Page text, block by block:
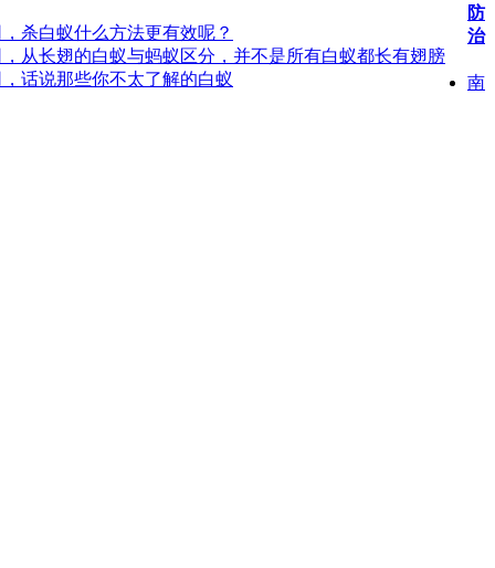
杀白蚁什么方法更有效呢？
从长翅的白蚁与蚂蚁区分，并不是所有白蚁都长有翅膀
话说那些你不太了解的白蚁
防
治
南